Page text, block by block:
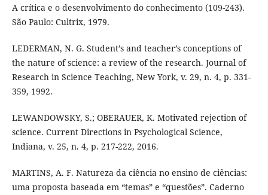
A crítica e o desenvolvimento do conhecimento (109-243).
São Paulo: Cultrix, 1979.
LEDERMAN, N. G. Student’s and teacher’s conceptions of
the nature of science: a review of the research. Journal of
Research in Science Teaching, New York, v. 29, n. 4, p. 331-
359, 1992.
LEWANDOWSKY, S.; OBERAUER, K. Motivated rejection of
science. Current Directions in Psychological Science,
Indiana, v. 25, n. 4, p. 217-222, 2016.
MARTINS, A. F. Natureza da ciência no ensino de ciências:
uma proposta baseada em “temas” e “questões”. Caderno